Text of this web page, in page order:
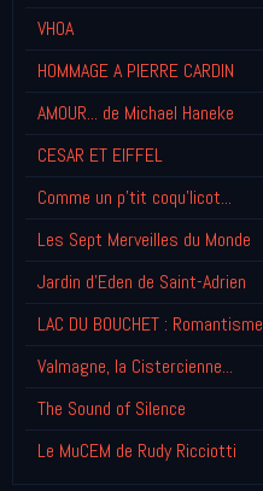
VHOA
HOMMAGE A PIERRE CARDIN
AMOUR... de Michael Haneke
CESAR ET EIFFEL
Comme un p'tit coqu'licot...
Les Sept Merveilles du Monde
Jardin d'Eden de Saint-Adrien
LAC DU BOUCHET : Romantisme
Valmagne, la Cistercienne...
The Sound of Silence
Le MuCEM de Rudy Ricciotti